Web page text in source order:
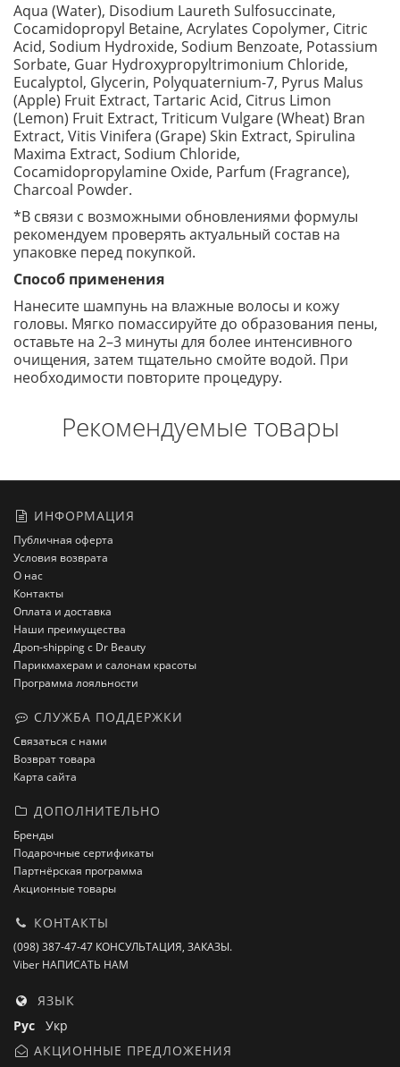
Aqua (Water), Disodium Laureth Sulfosuccinate,
Cocamidopropyl Betaine, Acrylates Copolymer, Citric
Acid, Sodium Hydroxide, Sodium Benzoate, Potassium
Sorbate, Guar Hydroxypropyltrimonium Chloride,
Eucalyptol, Glycerin, Polyquaternium-7, Pyrus Malus
(Apple) Fruit Extract, Tartaric Acid, Citrus Limon
(Lemon) Fruit Extract, Triticum Vulgare (Wheat) Bran
Extract, Vitis Vinifera (Grape) Skin Extract, Spirulina
Maxima Extract, Sodium Chloride,
Cocamidopropylamine Oxide, Parfum (Fragrance),
Charcoal Powder.
*В связи с возможными обновлениями формулы
рекомендуем проверять актуальный состав на
упаковке перед покупкой.
Способ применения
Нанесите шампунь на влажные волосы и кожу
головы. Мягко помассируйте до образования пены,
оставьте на 2–3 минуты для более интенсивного
очищения, затем тщательно смойте водой. При
необходимости повторите процедуру.
Рекомендуемые товары
ИНФОРМАЦИЯ
Публичная оферта
Условия возврата
О нас
Контакты
Оплата и доставка
Наши преимущества
Дроп-shipping с Dr Beauty
Парикмахерам и салонам красоты
Программа лояльности
СЛУЖБА ПОДДЕРЖКИ
Связаться с нами
Возврат товара
Карта сайта
ДОПОЛНИТЕЛЬНО
Бренды
Подарочные сертификаты
Партнёрская программа
Акционные товары
КОНТАКТЫ
(098) 387-47-47 КОНСУЛЬТАЦИЯ, ЗАКАЗЫ.
Viber НАПИСАТЬ НАМ
ЯЗЫК
Рус Укр
АКЦИОННЫЕ ПРЕДЛОЖЕНИЯ